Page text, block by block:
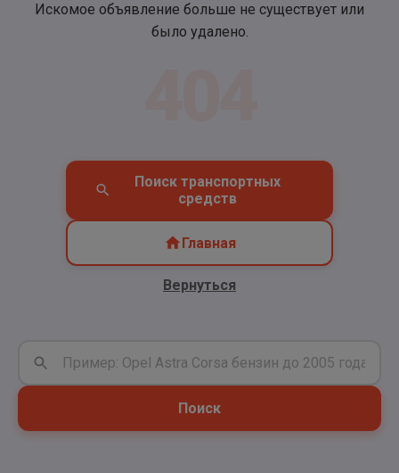
Искомое объявление больше не существует или
было удалено.
Поиск транспортных
средств
Главная
Вернуться
Поиск